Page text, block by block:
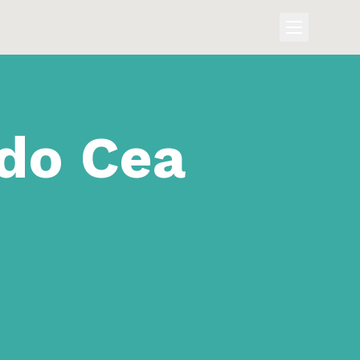
Cea